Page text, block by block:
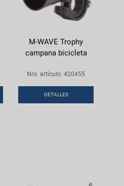
M-WAVE Trophy
campana bicicleta
Nro. artículo: 420455
DETALLES